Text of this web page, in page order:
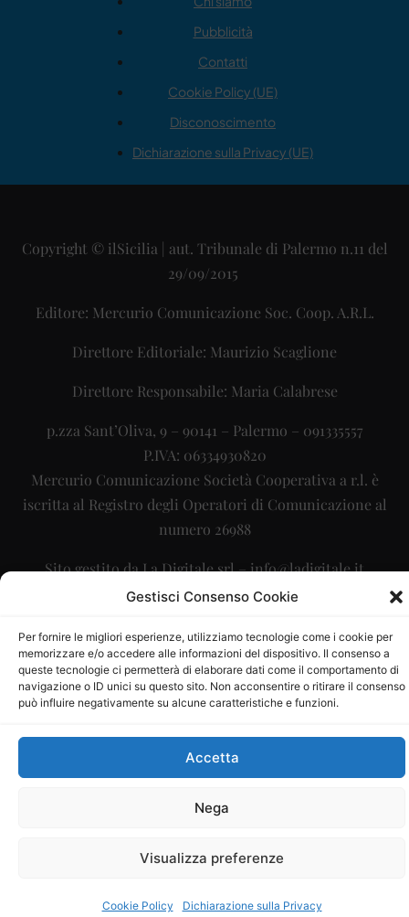
Gestisci Consenso Cookie
Per fornire le migliori esperienze, utilizziamo tecnologie come i cookie per
memorizzare e/o accedere alle informazioni del dispositivo. Il consenso a
queste tecnologie ci permetterà di elaborare dati come il comportamento di
navigazione o ID unici su questo sito. Non acconsentire o ritirare il consenso
può influire negativamente su alcune caratteristiche e funzioni.
Accetta
Nega
Visualizza preferenze
Cookie Policy Dichiarazione sulla Privacy
Pubblicità
Contatti
Cookie Policy (UE)
Disconoscimento
Dichiarazione sulla Privacy (UE)
Copyright © ilSicilia | aut. Tribunale di Palermo n.11 del
29/09/2015
Editore: Mercurio Comunicazione Soc. Coop. A.R.L.
Direttore Editoriale: Maurizio Scaglione
Direttore Responsabile: Maria Calabrese
p.zza Sant’Oliva, 9 – 90141 – Palermo – 091335557
P.IVA: 06334930820
Mercurio Comunicazione Società Cooperativa a r.l. è
iscritta al Registro degli Operatori di Comunicazione al
numero 26988
Sito gestito daLa Digitale srl–info@ladigitale.it